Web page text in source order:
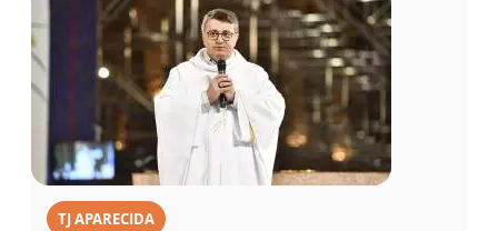
TJ APARECIDA